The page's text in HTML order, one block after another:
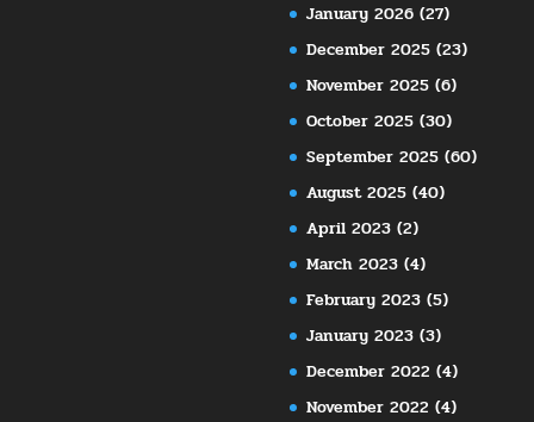
January 2026 (27)
December 2025 (23)
November 2025 (6)
October 2025 (30)
September 2025 (60)
August 2025 (40)
April 2023 (2)
March 2023 (4)
February 2023 (5)
January 2023 (3)
December 2022 (4)
November 2022 (4)